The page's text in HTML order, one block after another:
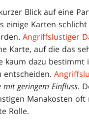
Blick auf eine
einige Karten
Angriffslustiger
Karte, auf die das
kaum dazu bestimmt
entscheiden.
mit geringem Einfluss.
Manakosten oft
Rolle.